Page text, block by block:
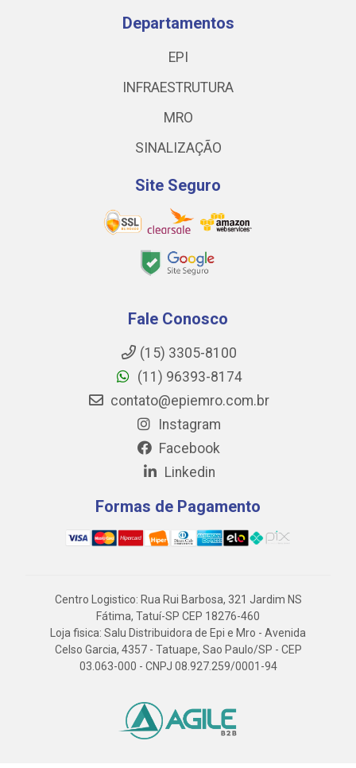
Departamentos
EPI
INFRAESTRUTURA
MRO
SINALIZAÇÃO
Site Seguro
Fale Conosco
(15) 3305-8100
(11) 96393-8174
contato@epiemro.com.br
Instagram
Facebook
Linkedin
Formas de Pagamento
Centro Logistico: Rua Rui Barbosa, 321 Jardim NS
Fátima, Tatuí-SP CEP 18276-460
Loja fisica: Salu Distribuidora de Epi e Mro - Avenida
Celso Garcia, 4357 - Tatuape, Sao Paulo/SP - CEP
03.063-000 - CNPJ 08.927.259/0001-94